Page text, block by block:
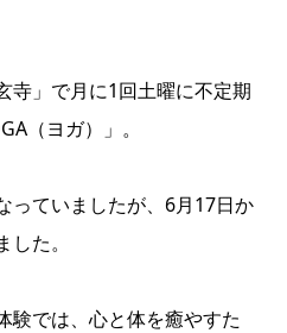
寺」で月に1回土曜に不定期
（ヨガ）」。
っていましたが、6月17日か
た。
験では、心と体を癒やすた